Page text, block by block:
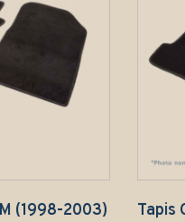
(1998-2003)
Tapis